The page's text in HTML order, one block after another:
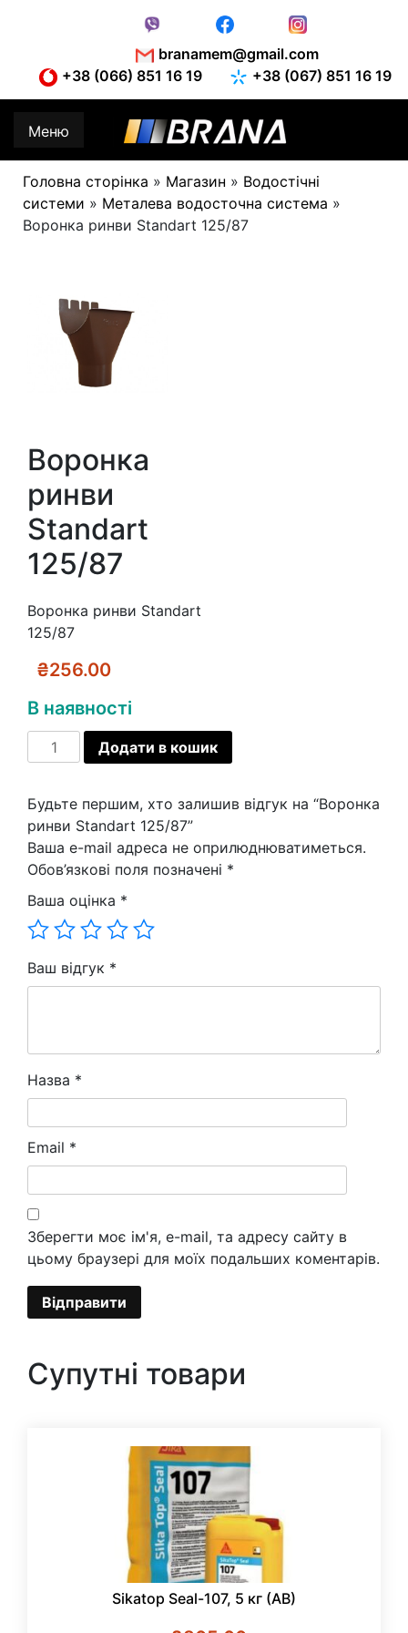
+38 (066) 851 16 19
+38 (067) 851 16 19
branamem@gmail.com
Меню
Головна сторінка » Магазин » Водостічні
системи » Металева водосточна система »
Воронка ринви Standart 125/87
Воронка
ринви
Standart
125/87
Воронка ринви Standart
125/87
₴256.00
В наявності
Воронка
ринви
125/87
кількість
Додати в кошик
Будьте першим, хто залишив відгук на “Воронка
ринви Standart 125/87”
Ваша e-mail адреса не оприлюднюватиметься.
Обов’язкові поля позначені *
Ваша оцінка *
Ваш відгук *
Назва *
Email *
Зберегти моє ім'я, e-mail, та адресу сайту в
цьому браузері для моїх подальших коментарів.
Супутні товари
Sikatop Seal-107, 5 кг (АВ)